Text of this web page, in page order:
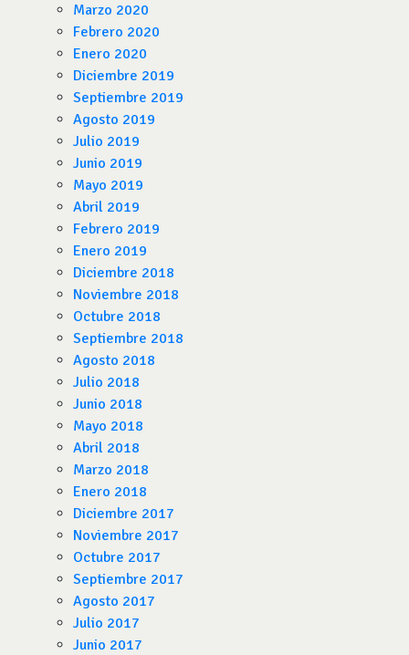
Marzo 2020
Febrero 2020
Enero 2020
Diciembre 2019
Septiembre 2019
Agosto 2019
Julio 2019
Junio 2019
Mayo 2019
Abril 2019
Febrero 2019
Enero 2019
Diciembre 2018
Noviembre 2018
Octubre 2018
Septiembre 2018
Agosto 2018
Julio 2018
Junio 2018
Mayo 2018
Abril 2018
Marzo 2018
Enero 2018
Diciembre 2017
Noviembre 2017
Octubre 2017
Septiembre 2017
Agosto 2017
Julio 2017
Junio 2017